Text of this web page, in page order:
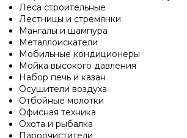
Леса строительные
Лестницы и стремянки
Мангалы и шампура
Металлоискатели
Мобильные кондиционеры
Мойка высокого давления
Набор печь и казан
Осушители воздуха
Отбойные молотки
Офисная техника
Охота и рыбалка
Пароочистители